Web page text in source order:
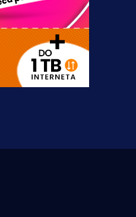
SIPA ga tereti
pretresaju